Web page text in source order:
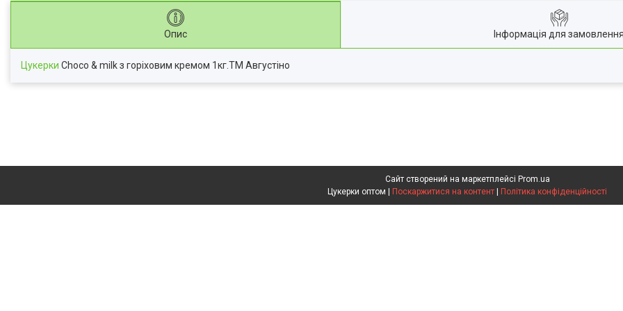
Опис Інформація для
Цукерки Choco & milk з горіховим кремом 1кг.ТМ Августіно
Сайт створений на маркетплейсі Prom.ua
Поскаржитися на контент Політика конфіденційності